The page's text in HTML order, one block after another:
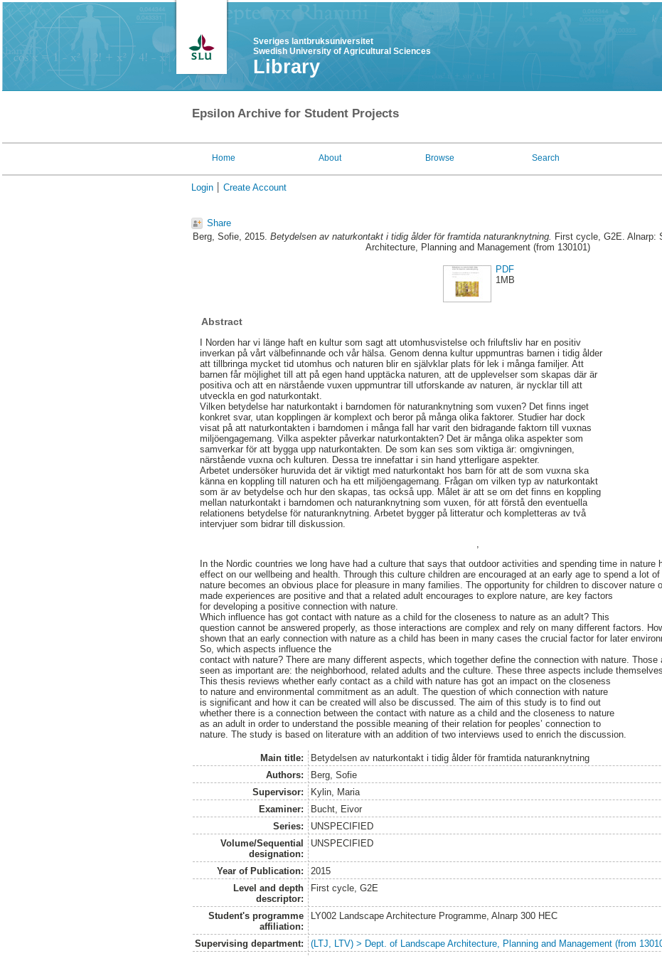
Sveriges lantbruksuniversitet
Swedish University of Agricultural Sciences
Library
Epsilon Archive for Student Projects
Home About Browse Search
Login Create Account
Share
Berg, Sofie, 2015. Betydelsen av naturkontakt i tidig ålder för framtida naturanknytning. First cycle, G2E. Alnarp:
Architecture, Planning and Management (from 130101)
PDF
1MB
Abstract
I Norden har vi länge haft en kultur som sagt att utomhusvistelse och friluftsliv har en positiv
inverkan på vårt välbefinnande och vår hälsa. Genom denna kultur uppmuntras barnen i tidig ålder
att tillbringa mycket tid utomhus och naturen blir en självklar plats för lek i många familjer. Att
barnen får möjlighet till att på egen hand upptäcka naturen, att de upplevelser som skapas där är
positiva och att en närstående vuxen uppmuntrar till utforskande av naturen, är nycklar till att
utveckla en god naturkontakt.
Vilken betydelse har naturkontakt i barndomen för naturanknytning som vuxen? Det finns inget
konkret svar, utan kopplingen är komplext och beror på många olika faktorer. Studier har dock
visat på att naturkontakten i barndomen i många fall har varit den bidragande faktorn till vuxnas
miljöengagemang. Vilka aspekter påverkar naturkontakten? Det är många olika aspekter som
samverkar för att bygga upp naturkontakten. De som kan ses som viktiga är: omgivningen,
närstående vuxna och kulturen. Dessa tre innefattar i sin hand ytterligare aspekter.
Arbetet undersöker huruvida det är viktigt med naturkontakt hos barn för att de som vuxna ska
känna en koppling till naturen och ha ett miljöengagemang. Frågan om vilken typ av naturkontakt
som är av betydelse och hur den skapas, tas också upp. Målet är att se om det finns en koppling
mellan naturkontakt i barndomen och naturanknytning som vuxen, för att förstå den eventuella
relationens betydelse för naturanknytning. Arbetet bygger på litteratur och kompletteras av två
intervjuer som bidrar till diskussion.
In the Nordic countries we long have had a culture that says that outdoor activities and spending time in nature
effect on our wellbeing and health. Through this culture children are encouraged at an early age to spend a lot
nature becomes an obvious place for pleasure in many families. The opportunity for children to discover nature
made experiences are positive and that a related adult encourages to explore nature, are key factors
for developing a positive connection with nature.
Which influence has got contact with nature as a child for the closeness to nature as an adult? This
question cannot be answered properly, as those interactions are complex and rely on many different factors.
shown that an early connection with nature as a child has been in many cases the crucial factor for later
So, which aspects influence the
contact with nature? There are many different aspects, which together define the connection with nature.
seen as important are: the neighborhood, related adults and the culture. These three aspects include
This thesis reviews whether early contact as a child with nature has got an impact on the closeness
to nature and environmental commitment as an adult. The question of which connection with nature
is significant and how it can be created will also be discussed. The aim of this study is to find out
whether there is a connection between the contact with nature as a child and the closeness to nature
as an adult in order to understand the possible meaning of their relation for peoples’ connection to
nature. The study is based on literature with an addition of two interviews used to enrich the discussion.
Main title:
Betydelsen av naturkontakt i tidig ålder för framtida naturanknytning
Authors:
Berg, Sofie
Supervisor:
Kylin, Maria
Examiner:
Bucht, Eivor
Series:
UNSPECIFIED
Volume/Sequential
designation:
UNSPECIFIED
Year of Publication:
2015
Level and depth
descriptor:
First cycle, G2E
Student's programme
affiliation:
LY002 Landscape Architecture Programme, Alnarp 300 HEC
Supervising department:
(LTJ, LTV) > Dept. of Landscape Architecture, Planning and Management (from